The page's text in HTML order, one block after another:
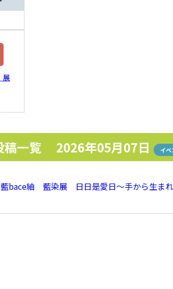
展
稿一覧 2026年05月07日 イベ
bace紬 藍染展 日日是愛日～手から生ま